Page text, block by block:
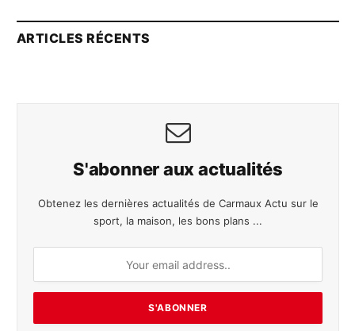
ARTICLES RÉCENTS
S'abonner aux actualités
Obtenez les dernières actualités de Carmaux Actu sur le
sport, la maison, les bons plans ...